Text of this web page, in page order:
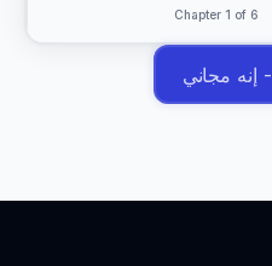
Chapter 1 of 6
- إنه مجاني